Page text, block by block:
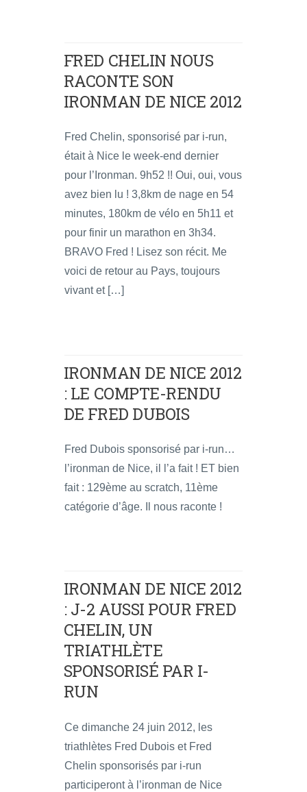
FRED CHELIN NOUS
RACONTE SON
IRONMAN DE NICE 2012
Fred Chelin, sponsorisé par i-run,
était à Nice le week-end dernier
pour l’Ironman. 9h52 !! Oui, oui, vous
avez bien lu ! 3,8km de nage en 54
minutes, 180km de vélo en 5h11 et
pour finir un marathon en 3h34.
BRAVO Fred ! Lisez son récit. Me
voici de retour au Pays, toujours
vivant et […]
IRONMAN DE NICE 2012
: LE COMPTE-RENDU
DE FRED DUBOIS
Fred Dubois sponsorisé par i-run…
l’ironman de Nice, il l’a fait ! ET bien
fait : 129ème au scratch, 11ème
catégorie d’âge. Il nous raconte !
IRONMAN DE NICE 2012
: J-2 AUSSI POUR FRED
CHELIN, UN
TRIATHLÈTE
SPONSORISÉ PAR I-
RUN
Ce dimanche 24 juin 2012, les
triathlètes Fred Dubois et Fred
Chelin sponsorisés par i-run
participeront à l’ironman de Nice